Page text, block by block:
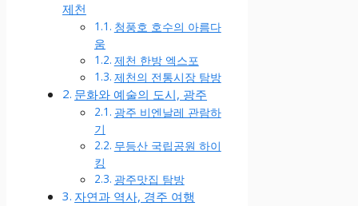
제천
청풍호 호수의 아름다
움
제천 한방 엑스포
제천의 전통시장 탐방
문화와 예술의 도시, 광주
광주 비엔날레 관람하
기
무등산 국립공원 하이
킹
광주맛집 탐방
자연과 역사, 경주 여행